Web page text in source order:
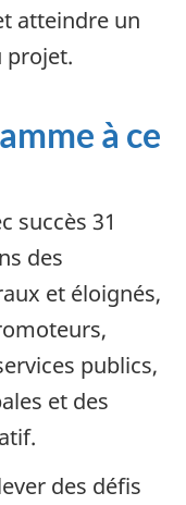
atteindre un
projet.
à ce
succès 31
des
et éloignés,
publics,
et des
des défis